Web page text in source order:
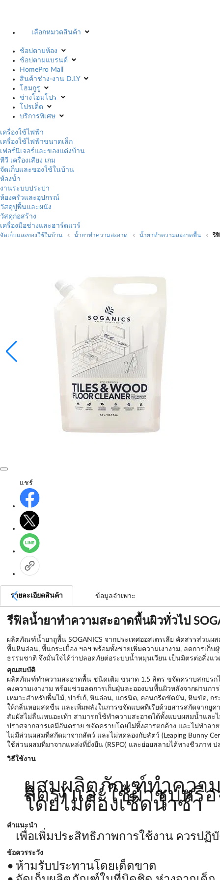
เลือกหมวดสินค้า
ช้อปตามห้อง
ช้อปตามแบรนด์
HomePro Mall
สินค้าช่าง-งาน D.I.Y
โฮมกูรู
ช่างโฮมโปร
โปรเด็ด
บริการพิเศษ
เครื่องใช้ไฟฟ้า
เครื่องใช้ไฟฟ้าขนาดเล็ก
เฟอร์นิเจอร์และของแต่งบ้าน
ทีวี เครื่องเสียง เกม
จัดเก็บและของใช้ในบ้าน
ห้องน้ำ
งานระบบประปา
ห้องครัวและอุปกรณ์
วัสดุปูพื้นและผนัง
วัสดุก่อสร้าง
เครื่องมือช่างและฮาร์ดแวร์
จัดเก็บและของใช้ในบ้าน น้ำยาทำความสะอาด น้ำยาทำความสะอาดพื้น รี
แชร์
รายละเอียดสินค้า ข้อมูลจำเพาะ
รีฟิลน้ำยาทำความสะอาดพื้นผิวทั่วไป
ผลิตภัณฑ์น้ำยาถูพื้น SOGANICS จากประเทศออสเตรเลีย คัดสรรส่วน
พื้นหินอ่อน, พื้นกระเบื้อง ฯลฯ พร้อมทั้งช่วยเพิ่มความเงางาม, ลดการเก็
ธรรมชาติ จึงมั่นใจได้ว่าปลอดภัยต่อระบบน้ำหมุนเวียน เป็นมิตรต่อสิ่ง
คุณสมบัติ
ผลิตภัณฑ์ทำความสะอาดพื้น ชนิดเติม ขนาด 1.5 ลิตร ขจัดคราบสกปรก
คงความเงางาม พร้อมช่วยลดการเก็บฝุ่นละอองบนพื้นผิวหลังจากผ่านกา
เหมาะสำหรับพื้นไม้, ปาร์เก้, หินอ่อน, แกรนิต, คอนกรีตขัดมัน, หินขัด, กระ
ให้กลิ่นหอมสดชื่น และเพิ่มพลังในการขจัดแบคทีเรียด้วยสารสกัดจากยูค
สัมผัสไม่ลื่นเหนอะเท้า สามารถใช้ทำความสะอาดได้ทั้งแบบผสมน้ำแล
ปราศจากสารเคมีอันตราย ขจัดคราบโดยไม่ทิ้งสารตกค้าง และไม่ทำลา
ไม่มีส่วนผสมที่สกัดมาจากสัตว์ และไม่ทดลองกับสัตว์ (Leaping Bunny
ใช้ส่วนผสมที่มาจากแหล่งที่ยั่งยืน (RSPO) และย่อยสลายได้ทางชีวภาพ
วิธีใช้งาน
ผสมผลิตภัณฑ์ทำความ
ลิตร) และใช้ผ้าชุบหรื
โดยไม่ต้องเช็ดน้ำซ้ำ
คำแนะนำ
เพื่อเพิ่มประสิทธิภาพการใช้งาน ควรป
ข้อควรระวัง
ห้ามรับประทานโดยเด็ดขาด